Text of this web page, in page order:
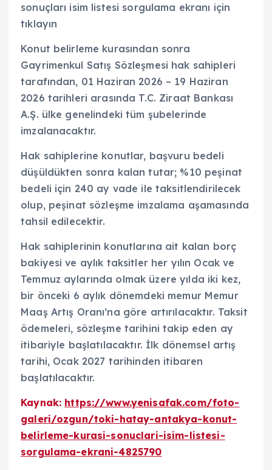
sonuçları isim listesi sorgulama ekranı için
tıklayın
Konut belirleme kurasından sonra
Gayrimenkul Satış Sözleşmesi hak sahipleri
tarafından, 01 Haziran 2026 – 19 Haziran
2026 tarihleri arasında T.C. Ziraat Bankası
A.Ş. ülke genelindeki tüm şubelerinde
imzalanacaktır.
Hak sahiplerine konutlar, başvuru bedeli
düşüldükten sonra kalan tutar; %10 peşinat
bedeli için 240 ay vade ile taksitlendirilecek
olup, peşinat sözleşme imzalama aşamasında
tahsil edilecektir.
Hak sahiplerinin konutlarına ait kalan borç
bakiyesi ve aylık taksitler her yılın Ocak ve
Temmuz aylarında olmak üzere yılda iki kez,
bir önceki 6 aylık dönemdeki memur Memur
Maaş Artış Oranı’na göre artırılacaktır. Taksit
ödemeleri, sözleşme tarihini takip eden ay
itibariyle başlatılacaktır. İlk dönemsel artış
tarihi, Ocak 2027 tarihinden itibaren
başlatılacaktır.
Kaynak: https://www.yenisafak.com/foto-
galeri/ozgun/toki-hatay-antakya-konut-
belirleme-kurasi-sonuclari-isim-listesi-
sorgulama-ekrani-4825790